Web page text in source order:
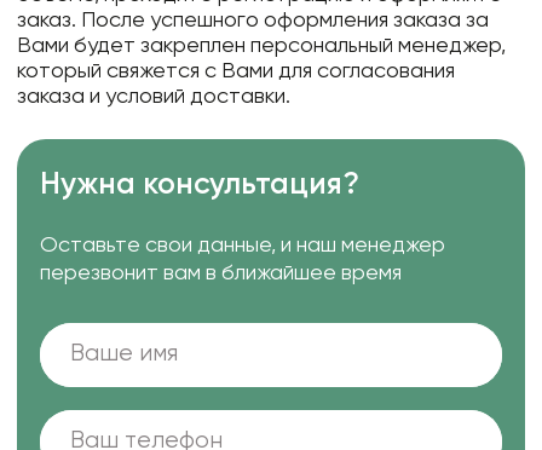
заказ. После успешного оформления заказа за
Вами будет закреплен персональный менеджер,
который свяжется с Вами для согласования
заказа и условий доставки.
Нужна консультация?
Оставьте свои данные, и наш менеджер
перезвонит вам в ближайшее время